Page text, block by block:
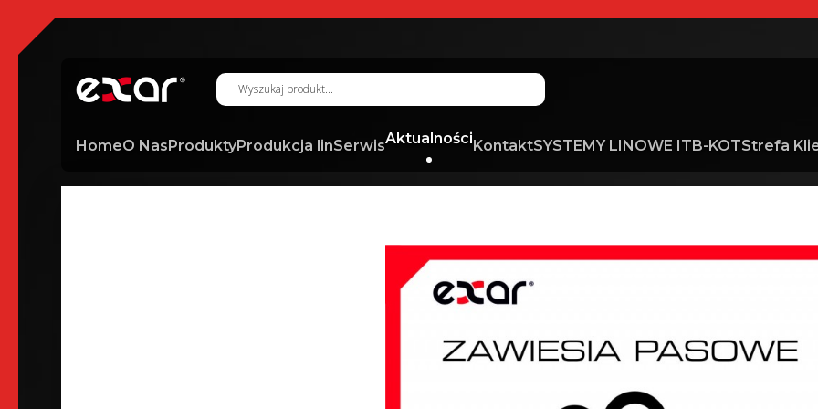
HomeO NasProduktyProdukcja linSerwisAktualnościKontaktSYSTEMY LINOWE ITB-KOTStrefa